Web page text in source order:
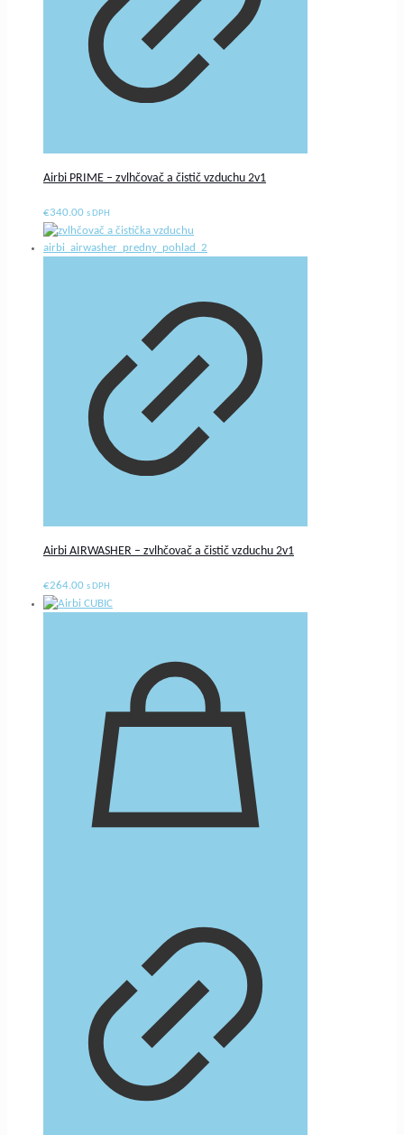
Airbi PRIME – zvlhčovač a čistič vzduchu 2v1
€340.00 s DPH
Airbi AIRWASHER – zvlhčovač a čistič vzduchu 2v1
€264.00 s DPH